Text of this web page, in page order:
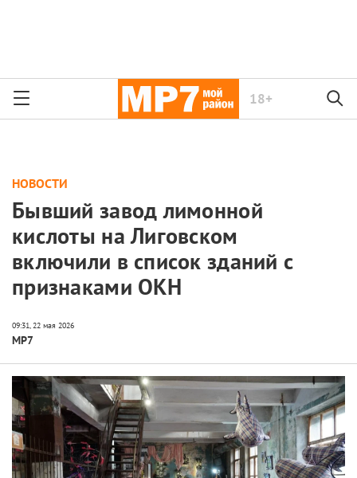
18+
НОВОСТИ
Бывший завод лимонной
кислоты на Лиговском
включили в список зданий с
признаками ОКН
МР7